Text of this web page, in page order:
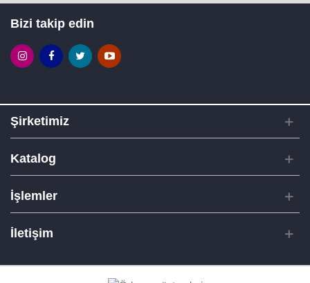
Bizi takip edin
Şirketimiz
Katalog
İşlemler
İletişim